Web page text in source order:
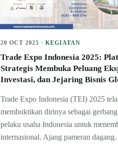
20 OCT 2025 · KEGIATAN
Trade Expo Indonesia 2025:
Strategis Membuka Peluang
Investasi, dan Jejaring Bisnis
Trade Expo Indonesia (TEI) 2025
membuktikan dirinya sebagai
pelaku usaha Indonesia untuk
internasional. Ajang pameran